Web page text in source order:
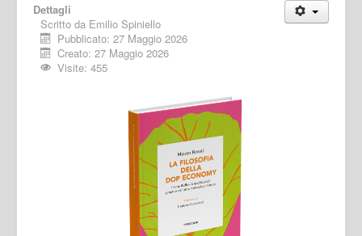
Dettagli
Scritto da Emilio Spiniello
Pubblicato: 27 Maggio 2026
Creato: 27 Maggio 2026
Visite: 455